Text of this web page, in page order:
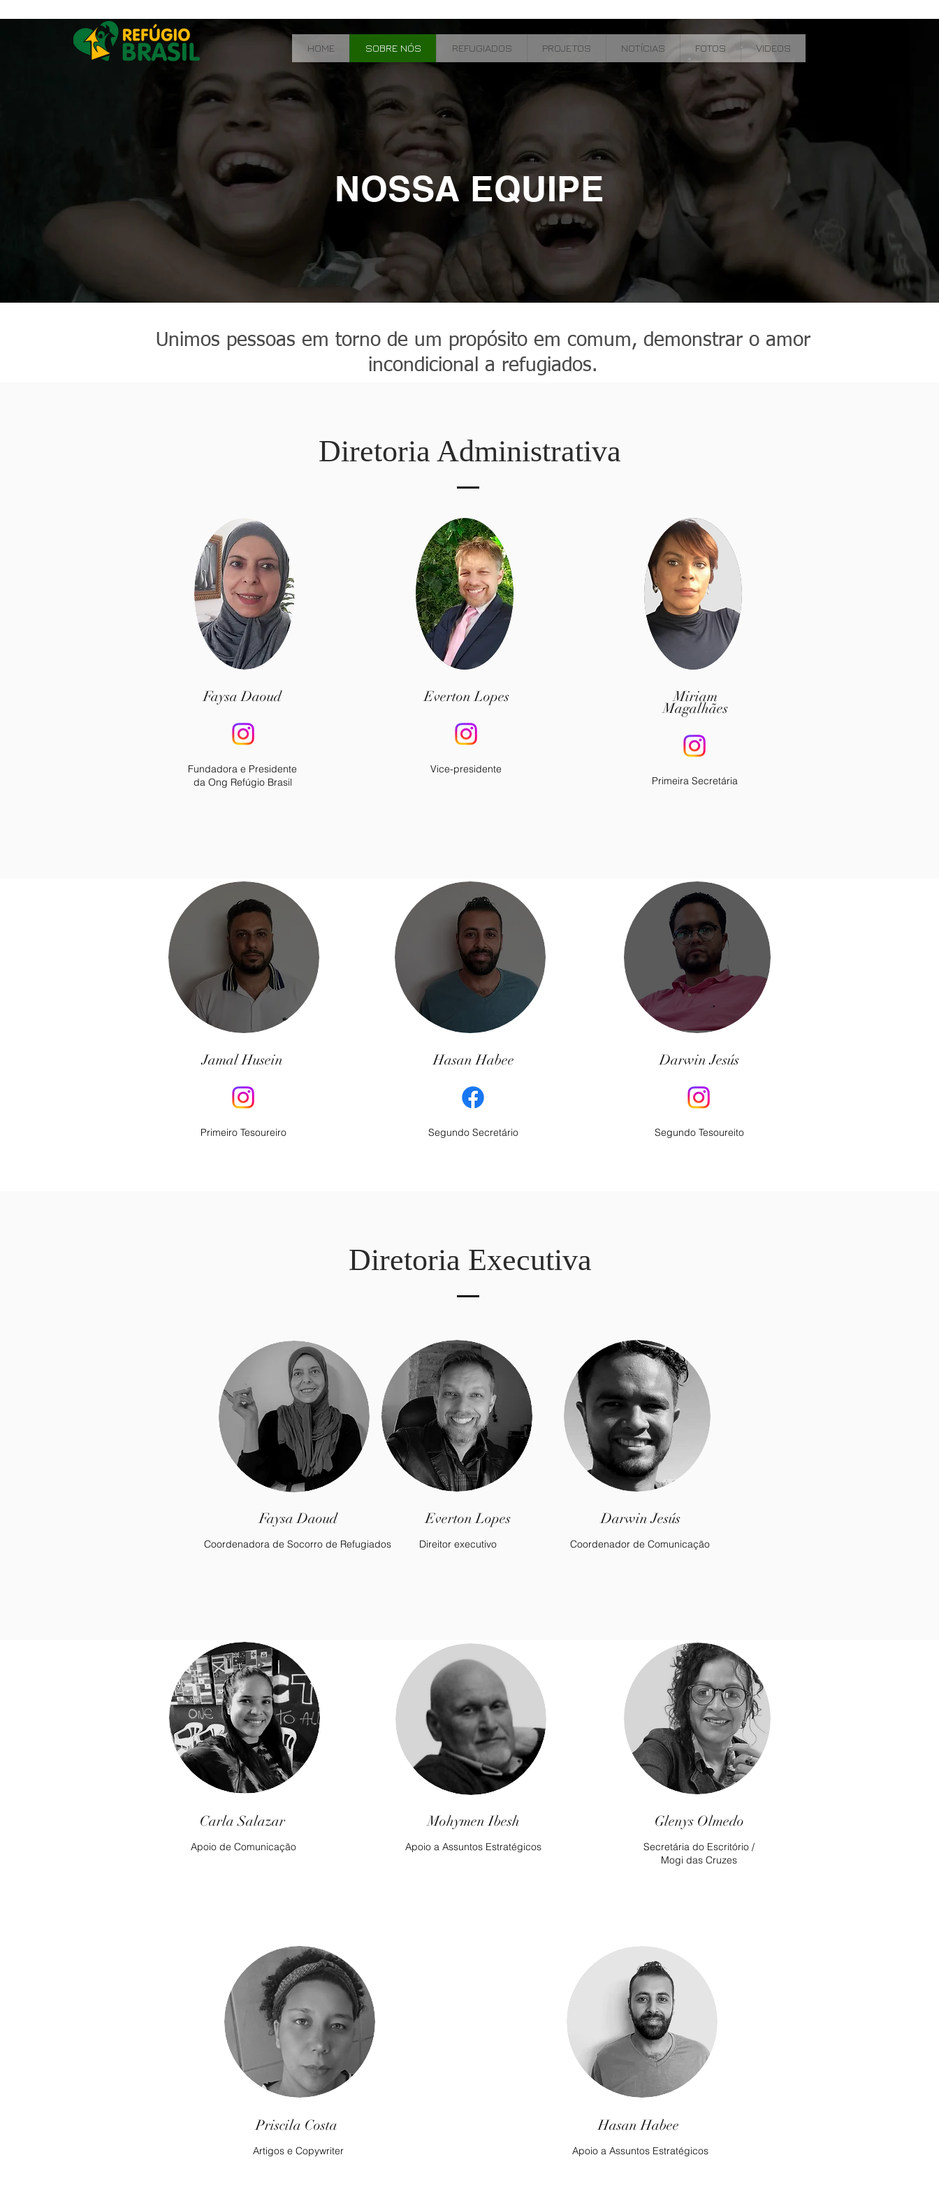
NOSSA EQUIPE
Unimos pessoas em torno de um propósito em comum, demonstrar o amor
incondicional a refugiados.
Diretoria Administrativa
Faysa Daoud
Fundadora e Presidente
da Ong Refúgio Brasil
Everton Lopes
Vice-presidente
Miriam
Magalhães
Primeira Secretária
Jamal Husein
Primeiro Tesoureiro
Hasan Habee
Segundo Secretário
Darwin Jesús
Segundo Tesoureito
Diretoria Executiva
Faysa Daoud Everton Lopes
Coordenadora de Socorro de Refugiados Direitor executivo
Darwin Jesús
Coordenador de Comunicação
Carla Salazar
Apoio de Comunicação
Mohymen Ibesh
Apoio a Assuntos Estratégicos
Glenys Olmedo
Secretária do Escritório /
Mogi das Cruzes
Priscila Costa
Artigos e Copywriter
Hasan Habee
Apoio a Assuntos Estratégicos
HOME SOBRE NÓS REFUGIADOS PROJETOS NOTÍCIAS FOTOS VIDEOS